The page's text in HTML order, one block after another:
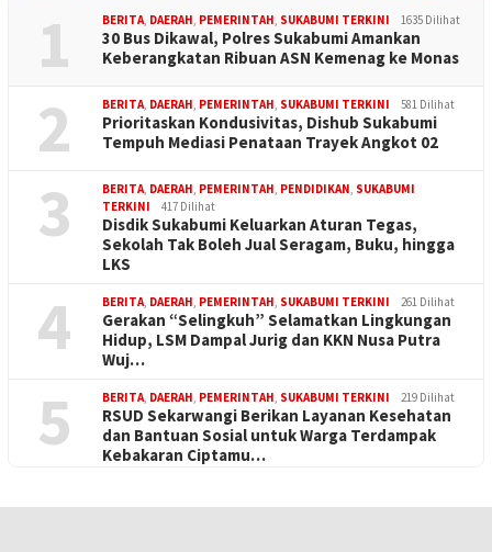
1 BERITA, DAERAH, PEMERINTAH, SUKABUMI TERKINI 1635 Dilihat
30 Bus Dikawal, Polres Sukabumi Amankan
Keberangkatan Ribuan ASN Kemenag ke Monas
2 BERITA, DAERAH, PEMERINTAH, SUKABUMI TERKINI 581 Dilihat
Prioritaskan Kondusivitas, Dishub Sukabumi
Tempuh Mediasi Penataan Trayek Angkot 02
3 BERITA, DAERAH, PEMERINTAH, PENDIDIKAN, SUKABUMI
TERKINI
417 Dilihat
Disdik Sukabumi Keluarkan Aturan Tegas,
Sekolah Tak Boleh Jual Seragam, Buku, hingga
LKS
4 BERITA, DAERAH, PEMERINTAH, SUKABUMI TERKINI 261 Dilihat
Gerakan “Selingkuh” Selamatkan Lingkungan
Hidup, LSM Dampal Jurig dan KKN Nusa Putra
Wuj…
5 BERITA, DAERAH, PEMERINTAH, SUKABUMI TERKINI 219 Dilihat
RSUD Sekarwangi Berikan Layanan Kesehatan
dan Bantuan Sosial untuk Warga Terdampak
Kebakaran Ciptamu…